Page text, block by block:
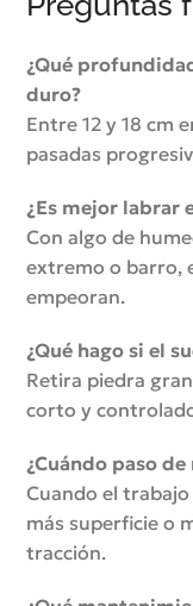
¿Qué
duro?
Entre 12 y 18 cm
pasadas
¿Es mejor labrar
Con algo de
extremo o barro,
empeoran.
¿Qué hago si el
Retira piedra
corto y
¿Cuándo paso
Cuando el
más superficie o
tracción.